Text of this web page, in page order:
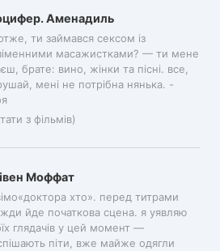
Аменадиль
ти займався сексом із
масажистками? — ти мене
брате: вино, жінки та пісні. все,
мені не потрібна нянька. -
з фільмів)
Моффат
хто». перед титрами
йде початкова сцена. я уявляю
глядачів у цей момент —
піти, вже майже одягли